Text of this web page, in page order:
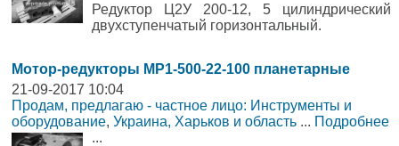
Редуктор Ц2У 200-12, 5 цилиндрический
двухступенчатый горизонтальный.
Мотор-редукторы МР1-500-22-100 планетарные
21-09-2017 10:04
Продам, предлагаю - частное лицо: Инструменты и
оборудование, Украина, Харьков и область ... Подробнее
...